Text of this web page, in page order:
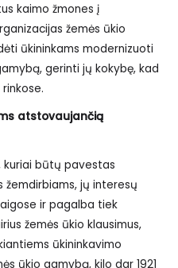
kaimo žmones į
žemės ūkio
ūkininkams modernizuoti
gerinti jų kokybę, kad
atstovaujančią
kuriai būtų pavestas
jų interesų
ir pagalba tiek
žemės ūkio klausimus,
ūkininkavimo
ūkio gamybą, kilo dar 1921